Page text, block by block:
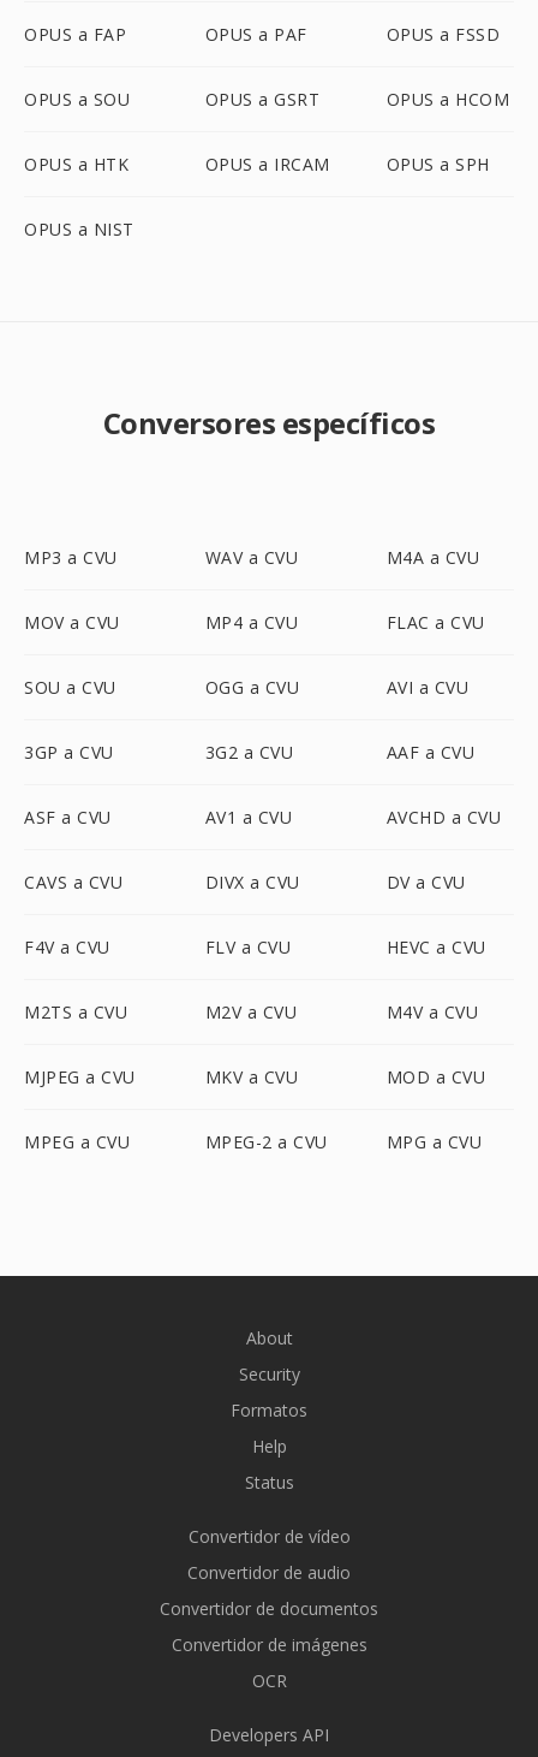
OPUS a FAP OPUS a PAF OPUS a FSSD
OPUS a SOU OPUS a GSRT OPUS a HCOM
OPUS a HTK OPUS a IRCAM OPUS a SPH
OPUS a NIST
Conversores específicos
MP3 a CVU WAV a CVU M4A a CVU
MOV a CVU MP4 a CVU FLAC a CVU
SOU a CVU OGG a CVU AVI a CVU
3GP a CVU 3G2 a CVU AAF a CVU
ASF a CVU AV1 a CVU AVCHD a CVU
CAVS a CVU DIVX a CVU DV a CVU
F4V a CVU FLV a CVU HEVC a CVU
M2TS a CVU M2V a CVU M4V a CVU
MJPEG a CVU MKV a CVU MOD a CVU
MPEG a CVU MPEG-2 a CVU MPG a CVU
About
Security
Formatos
Help
Status
Convertidor de vídeo
Convertidor de audio
Convertidor de documentos
Convertidor de imágenes
OCR
Developers API